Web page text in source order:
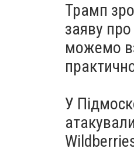
Трамп
заяву
можемо
У